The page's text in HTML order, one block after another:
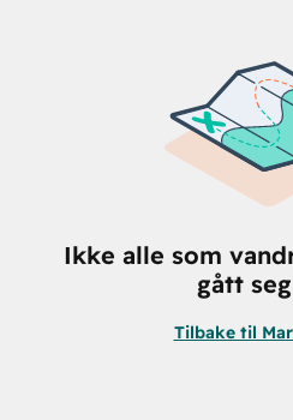
Ikke alle som
gått
Tilbake til